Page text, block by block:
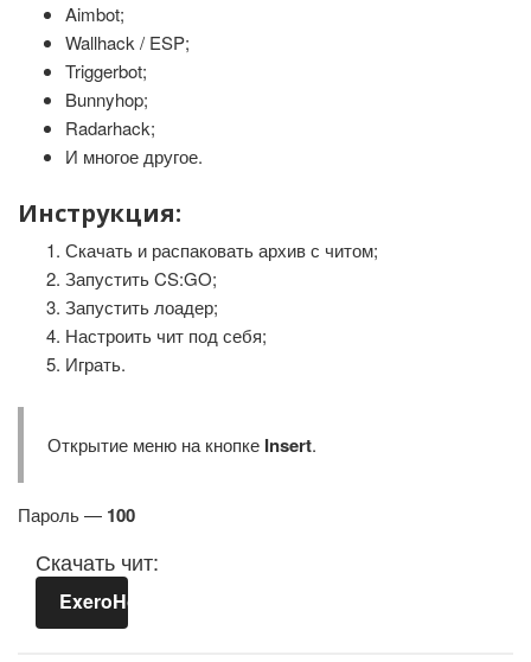
Aimbot;
Wallhack / ESP;
Triggerbot;
Bunnyhop;
Radarhack;
И многое другое.
Инструкция:
Скачать и распаковать архив с читом;
Запустить CS:GO;
Запустить лоадер;
Настроить чит под себя;
Играть.
Открытие меню на кнопке Insert.
Пароль — 100
Скачать чит:
ExeroHook.zip